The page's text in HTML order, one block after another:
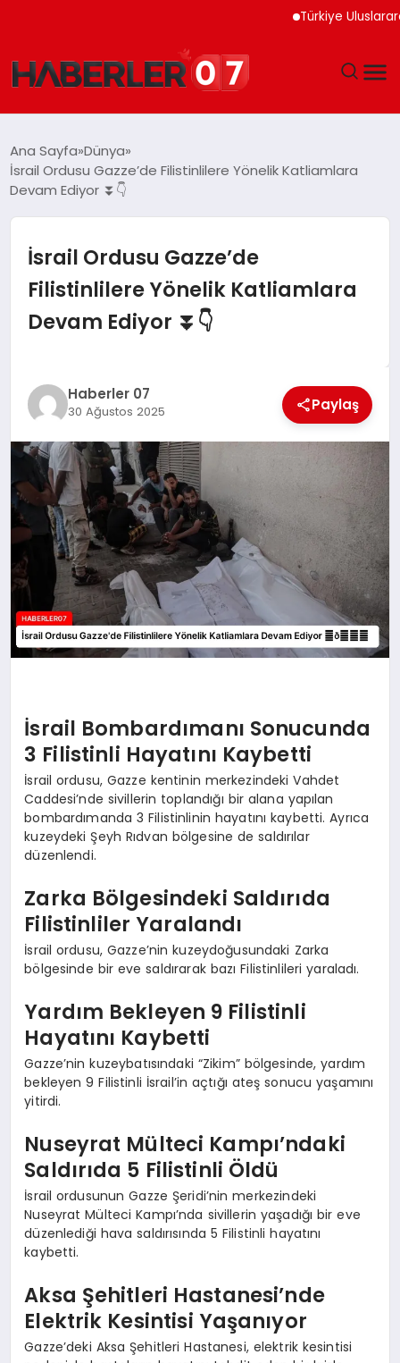
Türkiye Uluslararası
EKONOMI
TEKNOLOJI
MAGAZIN
DIĞER
Ana Sayfa Dünya
İsrail Ordusu Gazze’de Filistinlilere Yönelik Katliamlara
Devam Ediyor ⏬👇
İsrail Ordusu Gazze’de
Filistinlilere Yönelik Katliamlara
Devam Ediyor ⏬👇
Haberler 07
30 Ağustos 2025 Paylaş
İsrail Bombardımanı Sonucunda
3 Filistinli Hayatını Kaybetti
İsrail ordusu, Gazze kentinin merkezindeki Vahdet
Caddesi’nde sivillerin toplandığı bir alana yapılan
bombardımanda 3 Filistinlinin hayatını kaybetti. Ayrıca
kuzeydeki Şeyh Rıdvan bölgesine de saldırılar
düzenlendi.
Zarka Bölgesindeki Saldırıda
Filistinliler Yaralandı
İsrail ordusu, Gazze’nin kuzeydoğusundaki Zarka
bölgesinde bir eve saldırarak bazı Filistinlileri yaraladı.
Yardım Bekleyen 9 Filistinli
Hayatını Kaybetti
Gazze’nin kuzeybatısındaki “Zikim” bölgesinde, yardım
bekleyen 9 Filistinli İsrail’in açtığı ateş sonucu yaşamını
yitirdi.
Nuseyrat Mülteci Kampı’ndaki
Saldırıda 5 Filistinli Öldü
İsrail ordusunun Gazze Şeridi’nin merkezindeki
Nuseyrat Mülteci Kampı’nda sivillerin yaşadığı bir eve
düzenlediği hava saldırısında 5 Filistinli hayatını
kaybetti.
Aksa Şehitleri Hastanesi’nde
Elektrik Kesintisi Yaşanıyor
Gazze’deki Aksa Şehitleri Hastanesi, elektrik kesintisi